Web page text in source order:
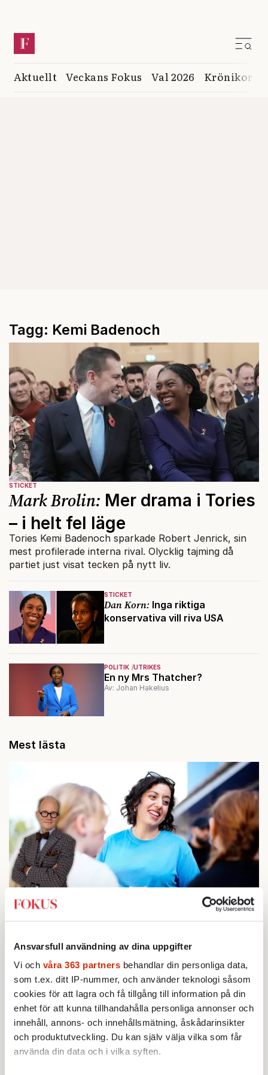
Ansvarsfull användning av dina uppgifter
Vi och våra 363 partners behandlar din personliga data,
som t.ex. ditt IP-nummer, och använder teknologi såsom
cookies för att lagra och få tillgång till information på din
enhet för att kunna tillhandahålla personliga annonser och
innehåll, annons- och innehållsmätning, åskådarinsikter
och produktutveckling. Du kan själv välja vilka som får
använda din data och i vilka syften.
Aktuellt Veckans Fokus Val 2026 Krönikor
Tagg: Kemi Badenoch
STICKET
Dan Korn: Inga riktiga
konservativa vill riva USA
POLITIK UTRIKES
En ny Mrs Thatcher?
Av: Johan Hakelius
STICKET
Mark Brolin: Mer drama i Tories
– i helt fel läge
Tories Kemi Badenoch sparkade Robert Jenrick, sin
mest profilerade interna rival. Olycklig tajming då
partiet just visat tecken på nytt liv.
Mest lästa
KRÖNIKA
1.
DN-rubriken visar vad som sägs
2.Den röda tråden som brast
Av: Gustaf Lewander
INRIKES
3.Vattenbristen är här – men var femte liter läcker
ut
KRÖNIKA
4.Nina Lekander:På ”Kommunisthögskolan” drömde
alla om att vara arbetarklass
5.Sakine Madon:Efter islamistdådet oroar sig